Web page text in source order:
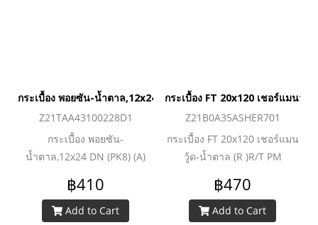
กระเบื้อง พอยซัน-น้ำตาล,12x24 DN (PK8) (A)
Z21TAA43100228D1
กระเบื้อง พอยซัน-
น้ำตาล,12x24 DN (PK8) (A)
฿410
Add to Cart
กระเบื้อง FT 20x120 เชอร์แมนวู้
Z21B0A35ASHER701
กระเบื้อง FT 20x120 เชอร์แมน
วู้ด-น้ำตาล (R )R/T PM
฿470
Add to Cart